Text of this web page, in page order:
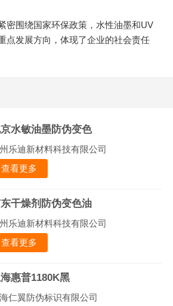
密围绕国家环保政策，水性油墨和UV
点发展方向，体现了企业的社会责任
水敏油墨防伪变色
乐迪新材料科技有限公司
查看更多
干燥剂防伪变色油
乐迪新材料科技有限公司
查看更多
惠普1180K黑
海仁翼防伪标识有限公司